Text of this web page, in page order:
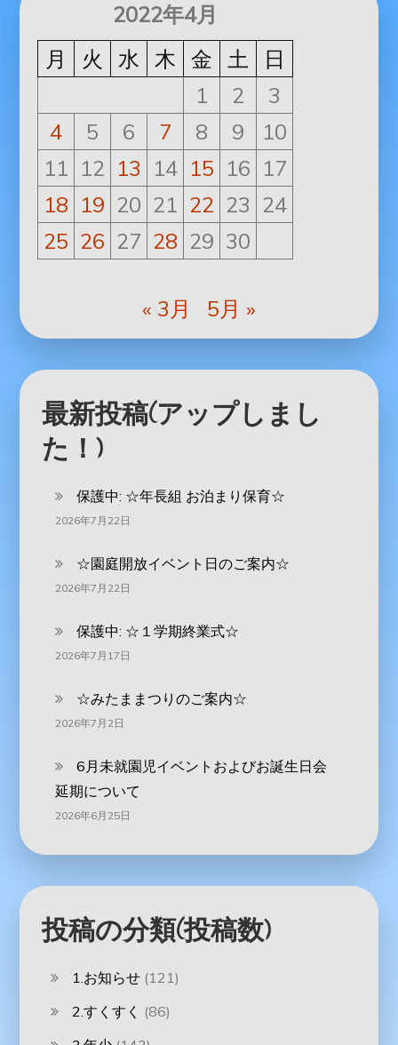
2022年4月
月
火 水 木 金 土
日
1
2
3
4
5 6 7 8 9
10
11 12 13 14 15 16 17
18 19 20 21 22 23 24
25 26 27 28 29 30
« 3月 5月 »
最新投稿(アップしまし
た！)
保護中: ‪☆年長組 お泊まり保育☆
2026年7月22日
☆園庭開放イベント日のご案内☆
2026年7月22日
保護中: ☆１学期終業式☆
2026年7月17日
☆みたままつりのご案内☆
2026年7月2日
6月未就園児イベントおよびお誕生日会
延期について
2026年6月25日
投稿の分類(投稿数)
1.お知らせ (121)
2.すくすく (86)